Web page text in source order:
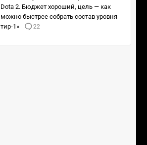
Dota 2. Бюджет хороший, цель — как
можно быстрее собрать состав уровня
тир-1»
22